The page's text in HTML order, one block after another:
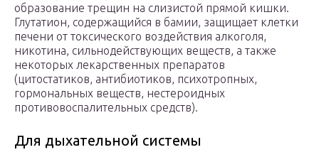
образование трещин на слизистой прямой кишки.
Глутатион, содержащийся в бамии, защищает клетки
печени от токсического воздействия алкоголя,
никотина, сильнодействующих веществ, а также
некоторых лекарственных препаратов
(цитостатиков, антибиотиков, психотропных,
гормональных веществ, нестероидных
противовоспалительных средств).
Для дыхательной системы